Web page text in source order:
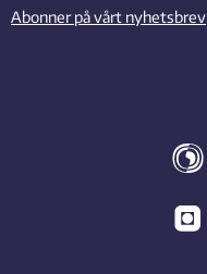
Abonner på vårt nyhetsbrev